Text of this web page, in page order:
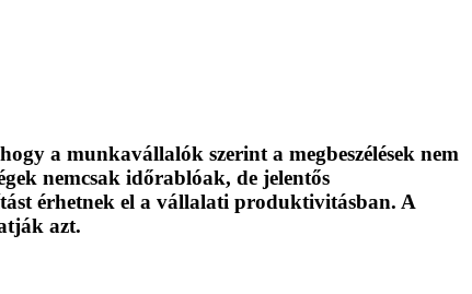
a munkavállalók szerint a megbeszélések nem
nemcsak időrablóak, de jelentős
érhetnek el a vállalati produktivitásban. A
azt.